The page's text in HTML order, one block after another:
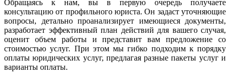
Обращаясь к нам, вы в первую очередь получаете
консультацию от профильного юриста. Он задаст уточняющие
вопросы, детально проанализирует имеющиеся документы,
разработает эффективный план действий для вашего случая,
оценит объем работы и представит вам предложение со
стоимостью услуг. При этом мы гибко подходим к порядку
оплаты юридических услуг, предлагая разные пакеты услуг и
варианты оплаты.